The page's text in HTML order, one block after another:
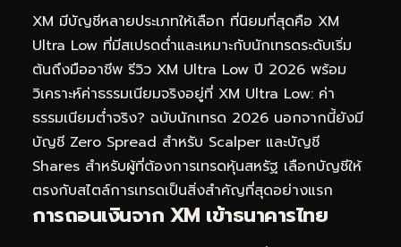
XM มีบัญชีหลายประเภทให้เลือก ที่นิยมที่สุดคือ XM
Ultra Low ที่มีสเปรดต่ำและเหมาะกับนักเทรดระดับเริ่ม
ต้นถึงมืออาชีพ รีวิว XM Ultra Low ปี 2026 พร้อม
วิเคราะห์ค่าธรรมเนียมจริงอยู่ที่ XM Ultra Low: ค่า
ธรรมเนียมต่ำจริง? ฉบับนักเทรด 2026 นอกจากนี้ยังมี
บัญชี Zero Spread สำหรับ Scalper และบัญชี
Shares สำหรับผู้ที่ต้องการเทรดหุ้นสหรัฐ เลือกบัญชีให้
ตรงกับสไตล์การเทรดเป็นสิ่งสำคัญที่สุดอย่างแรก
การถอนเงินจาก XM เข้าธนาคารไทย